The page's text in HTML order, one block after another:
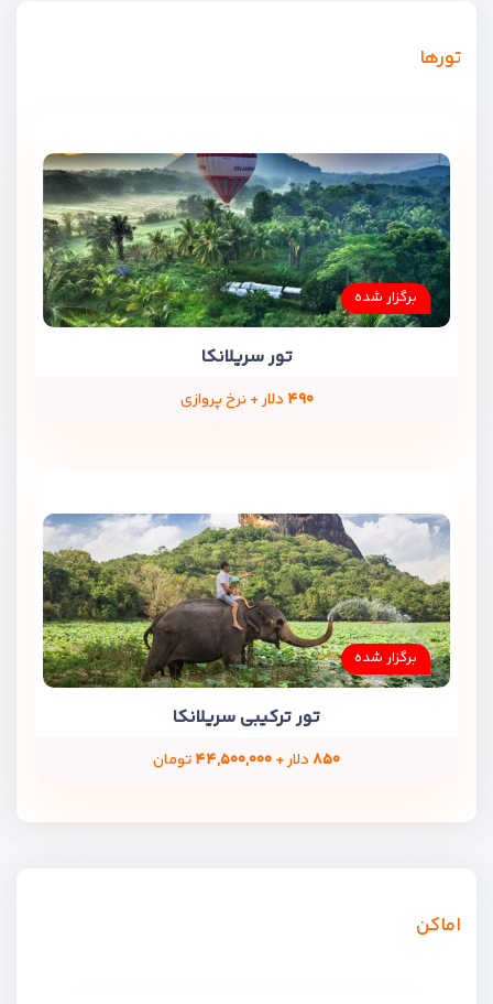
تورها
برگزار شده
تور سریلانکا
۴۹۰ دلار + نرخ پروازی
برگزار شده
تور ترکیبی سریلانکا
۸۵۰دلار +۴۴,۵۰۰,۰۰۰تومان
اماکن